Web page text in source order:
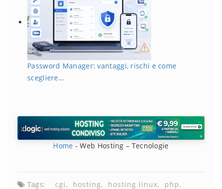
Password Manager: vantaggi, rischi e come
scegliere…
Home -Web Hosting – Tecnologie
Tags: cgi hosting hosting linux php